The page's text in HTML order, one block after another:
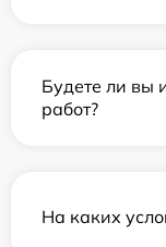
Будете ли вы
работ?
На каких